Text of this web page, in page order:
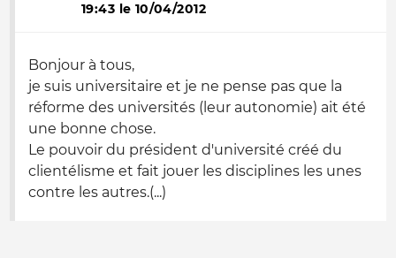
19:43 le 10/04/2012
Bonjour à tous,
je suis universitaire et je ne pense pas que la
réforme des universités (leur autonomie) ait été
une bonne chose.
Le pouvoir du président d'université créé du
clientélisme et fait jouer les disciplines les unes
contre les autres.(...)